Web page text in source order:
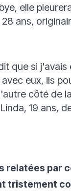
elle
28 ans,
que si j'avais
eux, ils
côté de
19 ans,
relatées par
tristement